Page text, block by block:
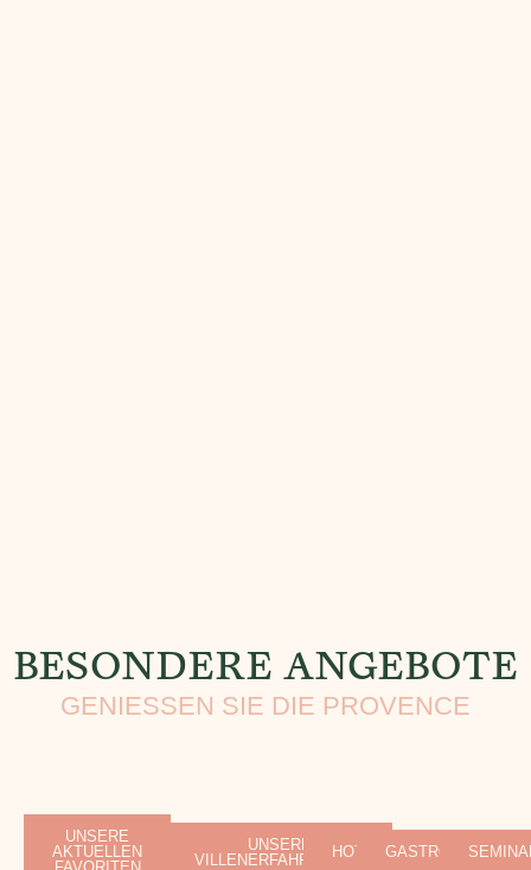
BESONDERE ANGEBOTE
GENIESSEN SIE DIE PROVENCE
UNSERE
AKTUELLEN
UNSERE
VILLENERFAHRUNGENHOTEL GASTRONOMIE